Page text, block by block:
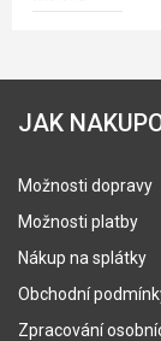
JAK
Možnosti dopravy
Možnosti platby
Nákup na splátky
Obchodní
Zpracování